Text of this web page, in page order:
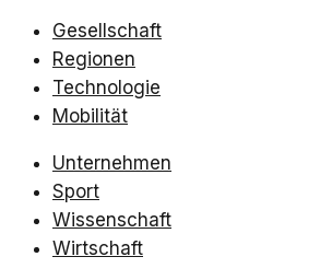
Gesellschaft
Regionen
Technologie
Mobilität
Unternehmen
Sport
Wissenschaft
Wirtschaft